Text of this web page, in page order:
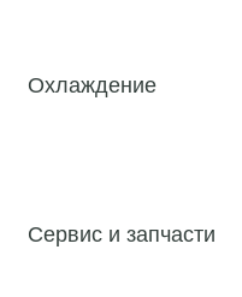
Охлаждение
Сервис и запчасти